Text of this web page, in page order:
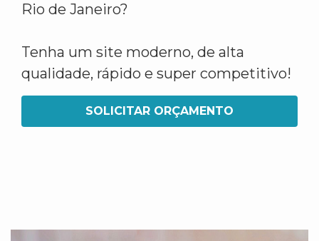
Rio de Janeiro?
Tenha um site moderno, de alta
qualidade, rápido e super competitivo!
SOLICITAR ORÇAMENTO